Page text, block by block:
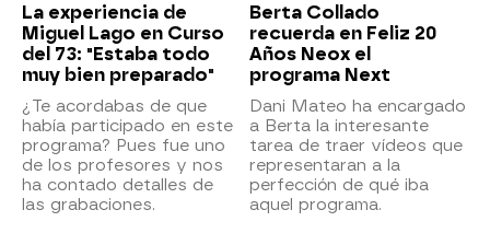
La experiencia de
Miguel Lago en Curso
del 73: "Estaba todo
muy bien preparado"
¿Te acordabas de que
había participado en este
programa? Pues fue uno
de los profesores y nos
ha contado detalles de
las grabaciones.
Berta Collado
recuerda en Feliz 20
Años Neox el
programa Next
Dani Mateo ha encargado
a Berta la interesante
tarea de traer vídeos que
representaran a la
perfección de qué iba
aquel programa.